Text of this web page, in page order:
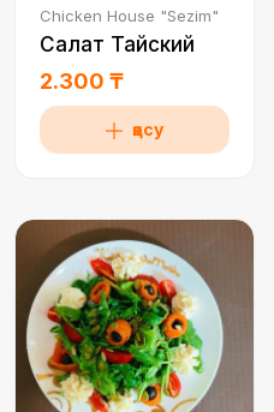
Chicken House "Sezim"
Салат Тайский
2.300 ₸
қосу